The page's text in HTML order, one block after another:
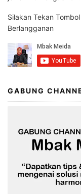
Silakan Tekan
Berlangganan
GABUNG